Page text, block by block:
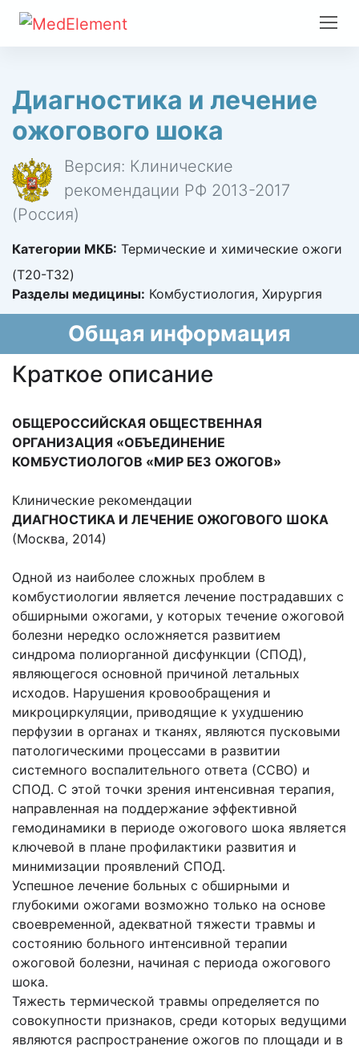
Диагностика и лечение
ожогового шока
Версия: Клинические
рекомендации РФ 2013-2017
(Россия)
Категории МКБ: Термические и химические ожоги
(T20-T32)
Разделы медицины: Комбустиология, Хирургия
Общая информация
Краткое описание
ОБЩЕРОССИЙСКАЯ ОБЩЕСТВЕННАЯ
ОРГАНИЗАЦИЯ «ОБЪЕДИНЕНИЕ
КОМБУСТИОЛОГОВ «МИР БЕЗ ОЖОГОВ»
Клинические рекомендации
ДИАГНОСТИКА И ЛЕЧЕНИЕ ОЖОГОВОГО ШОКА
(Москва, 2014)
Одной из наиболее сложных проблем в
комбустиологии является лечение пострадавших с
обширными ожогами, у которых течение ожоговой
болезни нередко осложняется развитием
синдрома полиорганной дисфункции (СПОД),
являющегося основной причиной летальных
исходов. Нарушения кровообращения и
микроциркуляции, приводящие к ухудшению
перфузии в органах и тканях, являются пусковыми
патологическими процессами в развитии
системного воспалительного ответа (ССВО) и
СПОД. С этой точки зрения интенсивная терапия,
направленная на поддержание эффективной
гемодинамики в периоде ожогового шока является
ключевой в плане профилактики развития и
минимизации проявлений СПОД.
Успешное лечение больных с обширными и
глубокими ожогами возможно только на основе
своевременной, адекватной тяжести травмы и
состоянию больного интенсивной терапии
ожоговой болезни, начиная с периода ожогового
шока.
Тяжесть термической травмы определяется по
совокупности признаков, среди которых ведущими
являются распространение ожогов по площади и в